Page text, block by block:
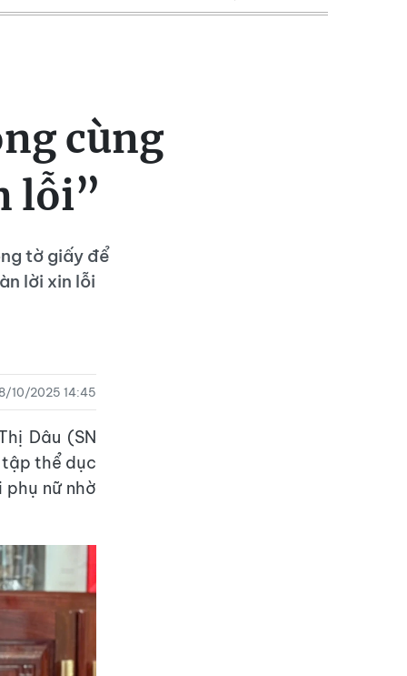
cùng
lỗi”
tờ giấy để
lời xin lỗi
10/2025 14:45
Dâu (SN
tập thể dục
nữ nhờ